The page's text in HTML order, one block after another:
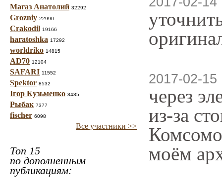
Магаз Анатолий 32292
Grozniy 22990
Crakodil 19166
haratoshka 17292
worldriko 14815
AD70 12104
SAFARI 11552
Spektor 8532
Ігор Кузьменко 8485
Рыбак 7377
fischer 6098
Все участники >>
Топ 15
по дополненным
публикациям:
2017-02-15
через
из-за
моём